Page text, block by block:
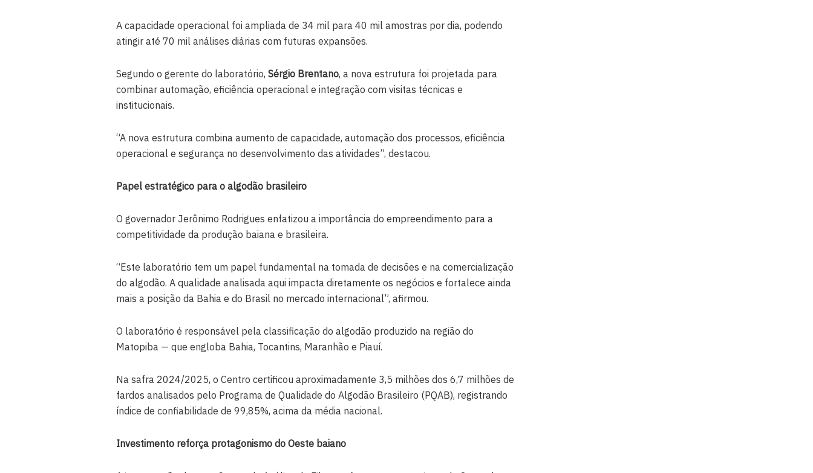
A capacidade operacional foi ampliada de 34 mil para 40 mil amostras por dia, podendo
atingir até 70 mil análises diárias com futuras expansões.
Segundo o gerente do laboratório, Sérgio Brentano, a nova estrutura foi projetada para
combinar automação, eficiência operacional e integração com visitas técnicas e
institucionais.
“A nova estrutura combina aumento de capacidade, automação dos processos, eficiência
operacional e segurança no desenvolvimento das atividades”, destacou.
Papel estratégico para o algodão brasileiro
O governador Jerônimo Rodrigues enfatizou a importância do empreendimento para a
competitividade da produção baiana e brasileira.
“Este laboratório tem um papel fundamental na tomada de decisões e na comercialização
do algodão. A qualidade analisada aqui impacta diretamente os negócios e fortalece ainda
mais a posição da Bahia e do Brasil no mercado internacional”, afirmou.
O laboratório é responsável pela classificação do algodão produzido na região do
Matopiba — que engloba Bahia, Tocantins, Maranhão e Piauí.
Na safra 2024/2025, o Centro certificou aproximadamente 3,5 milhões dos 6,7 milhões de
fardos analisados pelo Programa de Qualidade do Algodão Brasileiro (PQAB), registrando
índice de confiabilidade de 99,85%, acima da média nacional.
Investimento reforça protagonismo do Oeste baiano